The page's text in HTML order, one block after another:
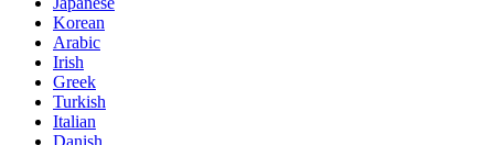
Korean
Arabic
Irish
Greek
Turkish
Italian
Danish